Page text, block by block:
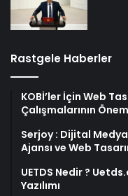
Rastgele Haberler
KOBİ’ler İçin Web
Çalışmalarının
Serjoy : Dijital Medya
Ajansı ve Web
UETDS Nedir ?
Yazılımı